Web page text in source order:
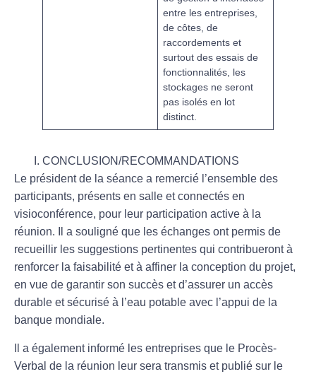
entre les entreprises,
de côtes, de
raccordements et
surtout des essais de
fonctionnalités, les
stockages ne seront
pas isolés en lot
distinct.
CONCLUSION/RECOMMANDATIONS
Le président de la séance a remercié l’ensemble des
participants, présents en salle et connectés en
visioconférence, pour leur participation active à la
réunion. Il a souligné que les échanges ont permis de
recueillir les suggestions pertinentes qui contribueront à
renforcer la faisabilité et à affiner la conception du projet,
en vue de garantir son succès et d’assurer un accès
durable et sécurisé à l’eau potable avec l’appui de la
banque mondiale.
Il a également informé les entreprises que le Procès-
Verbal de la réunion leur sera transmis et publié sur le